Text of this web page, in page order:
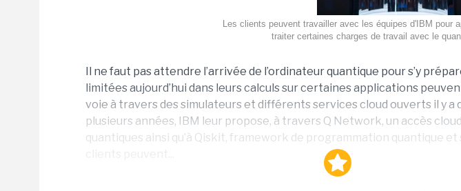
Les clients peuvent travailler avec les équipes d'IBM pour
traiter certaines charges de travail avec le
Il ne faut pas attendre l’arrivée de l’ordinateur quantique pour s’y
limitées aujourd’hui dans leurs calculs sur certaines applications
voie à travers des simulateurs et différents services cloud ouverts il y a
plusieurs années, IBM leur propose, à travers Q Network, un accès
quantiques ainsi qu’à Qiskit, framework de programmation quantique